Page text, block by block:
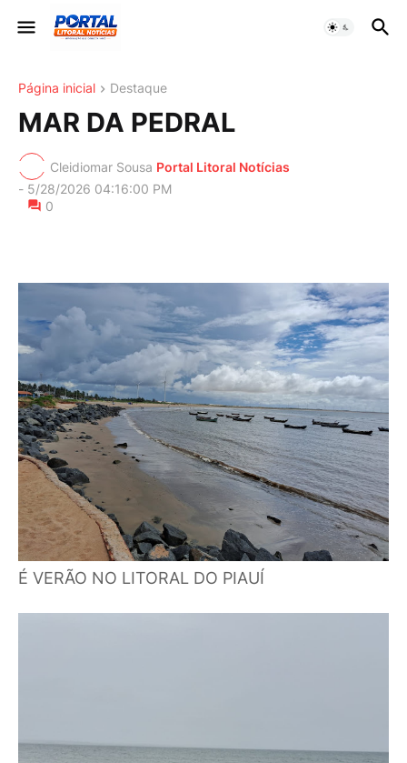
Página inicial Destaque
MAR DA PEDRAL
Cleidiomar Sousa Portal Litoral Notícias
- 5/28/2026 04:16:00 PM
0
É VERÃO NO LITORAL DO PIAUÍ